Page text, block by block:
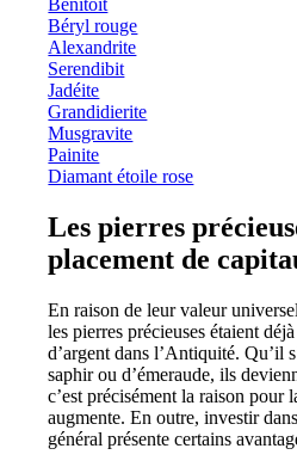
Béryl rouge
Alexandrite
Serendibit
Jadéite
Grandidierite
Musgravite
Painite
Diamant étoile rose
Les pierres
placement de
En raison de leur valeur
les pierres précieuses étaient
d’argent dans l’Antiquité. Qu’il
saphir ou d’émeraude, ils
c’est précisément la raison pour
augmente. En outre, investir
général présente certains